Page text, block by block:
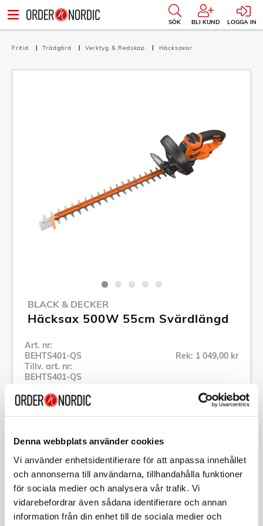
Denna webbplats använder cookies
Vi använder enhetsidentifierare för att anpassa innehållet
och annonserna till användarna, tillhandahålla funktioner
för sociala medier och analysera vår trafik. Vi
vidarebefordrar även sådana identifierare och annan
information från din enhet till de sociala medier och
SÖK BLI KUND LOGGA IN
Fritid Trädgård Verktyg & Redskap Häcksaxar
BLACK & DECKER
Häcksax 500W 55cm Svärdlängd
Art. nr:
BEHTS401-QS
Tillv. art. nr:
BEHTS401-QS
Rek: 1 049,00 kr
Specifikation
Beskrivning
Art. nr:BEHTS401-QS
Tillv. art. nr:BEHTS401-